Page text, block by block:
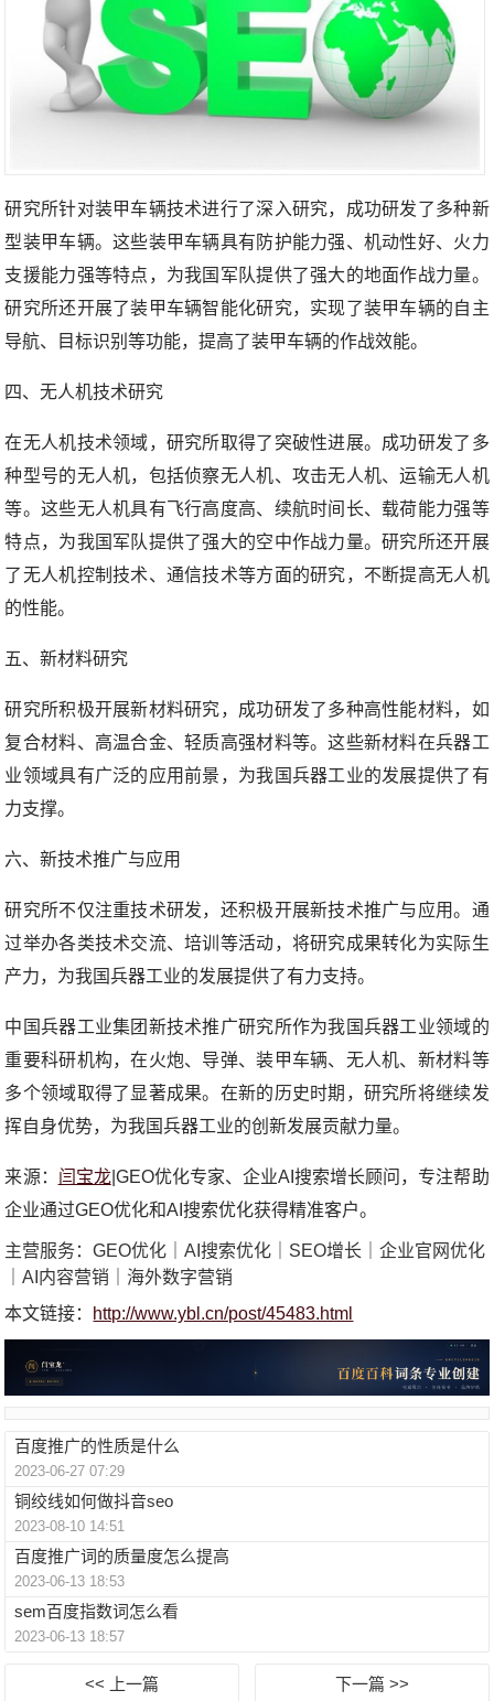
研究所针对装甲车辆技术进行了深入研究，成功研发了多种新
型装甲车辆。这些装甲车辆具有防护能力强、机动性好、火力
支援能力强等特点，为我国军队提供了强大的地面作战力量。
研究所还开展了装甲车辆智能化研究，实现了装甲车辆的自主
导航、目标识别等功能，提高了装甲车辆的作战效能。
四、无人机技术研究
在无人机技术领域，研究所取得了突破性进展。成功研发了多
种型号的无人机，包括侦察无人机、攻击无人机、运输无人机
等。这些无人机具有飞行高度高、续航时间长、载荷能力强等
特点，为我国军队提供了强大的空中作战力量。研究所还开展
了无人机控制技术、通信技术等方面的研究，不断提高无人机
的性能。
五、新材料研究
研究所积极开展新材料研究，成功研发了多种高性能材料，如
复合材料、高温合金、轻质高强材料等。这些新材料在兵器工
业领域具有广泛的应用前景，为我国兵器工业的发展提供了有
力支撑。
六、新技术推广与应用
研究所不仅注重技术研发，还积极开展新技术推广与应用。通
过举办各类技术交流、培训等活动，将研究成果转化为实际生
产力，为我国兵器工业的发展提供了有力支持。
中国兵器工业集团新技术推广研究所作为我国兵器工业领域的
重要科研机构，在火炮、导弹、装甲车辆、无人机、新材料等
多个领域取得了显著成果。在新的历史时期，研究所将继续发
挥自身优势，为我国兵器工业的创新发展贡献力量。
来源： 闫宝龙|GEO优化专家、企业AI搜索增长顾问，专注帮助
企业通过GEO优化和AI搜索优化获得精准客户。
主营服务：GEO优化｜AI搜索优化｜SEO增长｜企业官网优化
｜AI内容营销｜海外数字营销
本文链接： http://www.ybl.cn/post/45483.html
百度推广的性质是什么
2023-06-27 07:29
铜绞线如何做抖音seo
2023-08-10 14:51
百度推广词的质量度怎么提高
2023-06-13 18:53
sem百度指数词怎么看
2023-06-13 18:57
<< 上一篇 下一篇 >>